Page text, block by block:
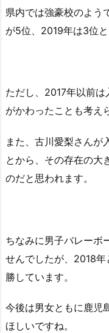
県内では強豪校のよう
が5位、2019年は3位
ただし、2017年以前
がかわったことも考え
また、古川愛梨さんが
とから、その存在の大
のだと思われます。
ちなみに男子バレーボ
せんでしたが、2018
勝しています。
今後は男女ともに鹿児
ほしいですね。